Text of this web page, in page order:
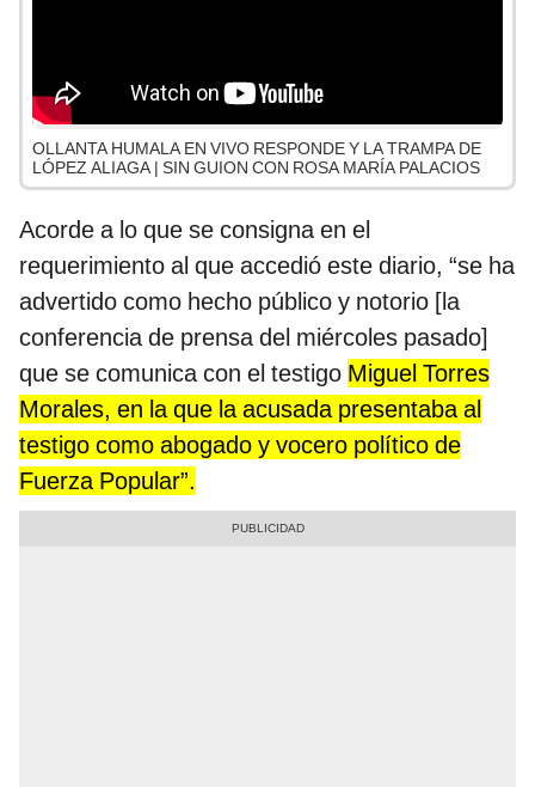
OLLANTA HUMALA EN VIVO RESPONDE Y LA TRAMPA DE
LÓPEZ ALIAGA | SIN GUION CON ROSA MARÍA PALACIOS
Acorde a lo que se consigna en el
requerimiento al que accedió este diario, “se ha
advertido como hecho público y notorio [la
conferencia de prensa del miércoles pasado]
que se comunica con el testigo Miguel Torres
Morales, en la que la acusada presentaba al
testigo como abogado y vocero político de
Fuerza Popular”.